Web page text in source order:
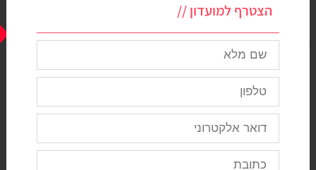
דף הבית > בגדי ילדים אונליין
הצטרף למועדון //